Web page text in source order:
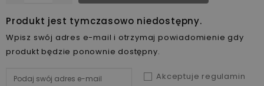
Produkt jest tymczasowo niedostępny.
Wpisz swój adres e-mail i otrzymaj powiadomienie gdy
produkt będzie ponownie dostępny.
Akceptuje regulamin